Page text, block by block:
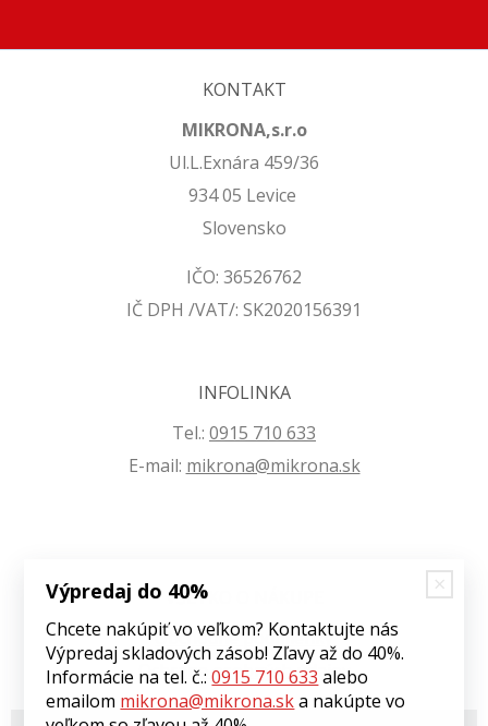
KONTAKT
MIKRONA,s.r.o
Ul.L.Exnára 459/36
934 05 Levice
Slovensko
IČO: 36526762
IČ DPH /VAT/: SK2020156391
INFOLINKA
Tel.: 0915 710 633
E-mail: mikrona@mikrona.sk
VŠETKO O NÁKUPE
Obchodné podmienky
Ochrana osobných údajov
Výpredaj do 40%
Chcete nakúpiť vo veľkom? Kontaktujte nás
Výpredaj skladových zásob! Zľavy až do 40%.
Informácie na tel. č.:0915 710 633 alebo
emailom mikrona@mikrona.ska nakúpte vo